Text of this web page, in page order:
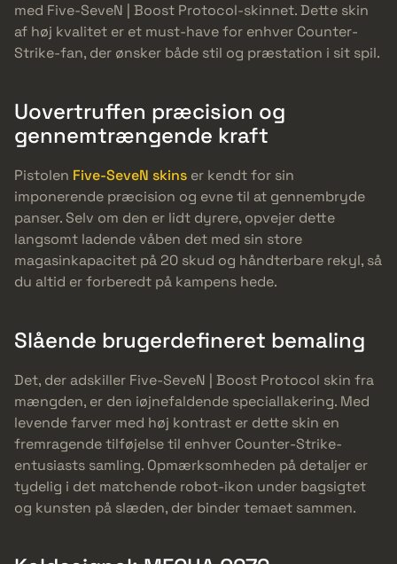
med Five-SeveN | Boost Protocol-skinnet. Dette skin
af høj kvalitet er et must-have for enhver Counter-
Strike-fan, der ønsker både stil og præstation i sit spil.
Uovertruffen præcision og
gennemtrængende kraft
Pistolen Five-SeveN skins er kendt for sin
imponerende præcision og evne til at gennembryde
panser. Selv om den er lidt dyrere, opvejer dette
langsomt ladende våben det med sin store
magasinkapacitet på 20 skud og håndterbare rekyl, så
du altid er forberedt på kampens hede.
Slående brugerdefineret bemaling
Det, der adskiller Five-SeveN | Boost Protocol skin fra
mængden, er den iøjnefaldende speciallakering. Med
levende farver med høj kontrast er dette skin en
fremragende tilføjelse til enhver Counter-Strike-
entusiasts samling. Opmærksomheden på detaljer er
tydelig i det matchende robot-ikon under bagsigtet
og kunsten på slæden, der binder temaet sammen.